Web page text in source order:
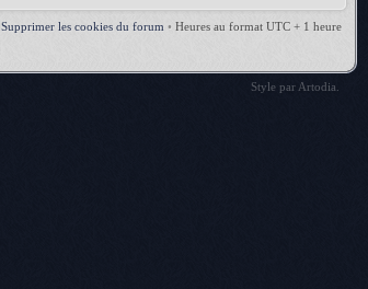
Supprimer les cookies du forum • Heures au format UTC + 1 heure
Style par Artodia